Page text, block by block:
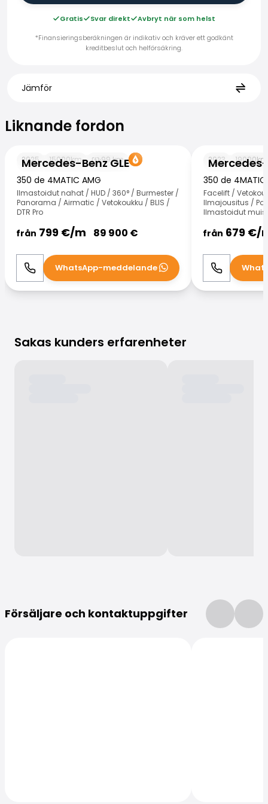
Gratis Svar direkt
Avbryt när som helst
*Finansieringsberäkningen är indikativ och kräver ett godkänt
kreditbeslut och helförsäkring.
Jämför
Liknande fordon
Mercedes-Benz GLE
2025 15000km 99km
350 de 4MATIC AMG
Ilmastoidut nahat / HUD / 360° / Burmester /
Panorama / Airmatic / Vetokoukku / BLIS /
DTR Pro
från 799 €/m 89 900 €
Ring WhatsApp
WhatsApp-meddelande
Mercedes-
2023 19000km
350 de 4MATIC
Facelift /
Ilmajousitus /
Ilmastoidut
från 679 €/
Ring
Sakas kunders erfarenheter
Försäljare och kontaktuppgifter